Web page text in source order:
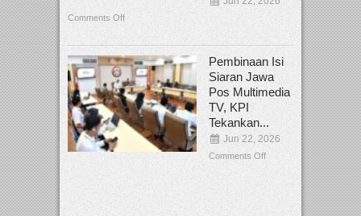
Comments Off
Pembinaan Isi
Siaran Jawa
Pos Multimedia
TV, KPI
Tekankan...
Jun 22, 2026
Comments Off